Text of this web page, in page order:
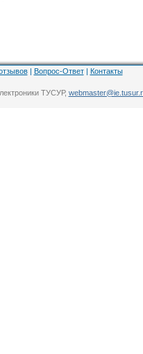
| Вопрос-Ответ| Контакты
ТУСУР,